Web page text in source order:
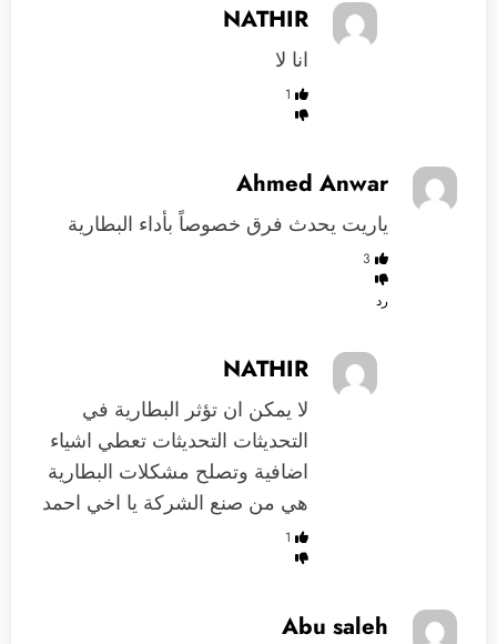
NATHIR
انا لا
1
Ahmed Anwar
ياريت يحدث فرق خصوصاً بأداء البطارية
3
رد
NATHIR
لا يمكن ان تؤثر البطارية في
التحديثات التحديثات تعطي اشياء
اضافية وتصلح مشكلات البطارية
هي من صنع الشركة يا اخي احمد
1
Abu saleh